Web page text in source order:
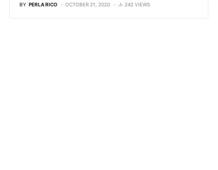
BY PERLA RICO OCTOBER 21, 2020 242 VIEWS